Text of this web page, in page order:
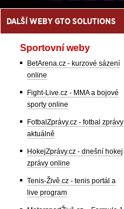
DALŠÍ WEBY GTO SOLUTIONS
Sportovní weby
BetArena.cz - kurzové sázení
online
Fight-Live.cz - MMA a bojové
sporty online
FotbalZprávy.cz - fotbal zprávy
aktuálně
HokejZprávy.cz - dnešní hokej
zprávy online
Tenis-Živě.cz - tenis portál a
live program